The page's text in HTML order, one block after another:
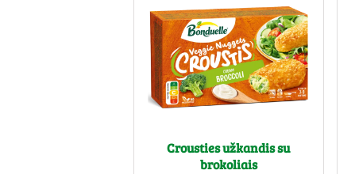
Crousties užkandis su
brokoliais